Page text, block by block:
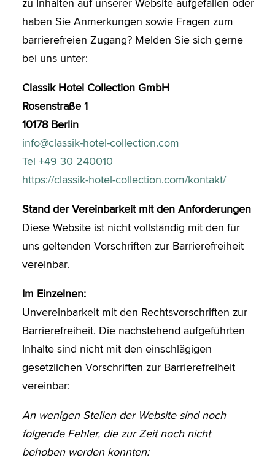
zu Inhalten auf unserer Website aufgefallen oder
haben Sie Anmerkungen sowie Fragen zum
barrierefreien Zugang? Melden Sie sich gerne
bei uns unter:
Classik Hotel Collection GmbH
Rosenstraße 1
10178 Berlin
info@classik-hotel-collection.com
Tel +49 30 240010
https://classik-hotel-collection.com/kontakt/
Stand der Vereinbarkeit mit den Anforderungen
Diese Website ist nicht vollständig mit den für
uns geltenden Vorschriften zur Barrierefreiheit
vereinbar.
Im Einzelnen:
Unvereinbarkeit mit den Rechtsvorschriften zur
Barrierefreiheit. Die nachstehend aufgeführten
Inhalte sind nicht mit den einschlägigen
gesetzlichen Vorschriften zur Barrierefreiheit
vereinbar:
An wenigen Stellen der Website sind noch
folgende Fehler, die zur Zeit noch nicht
behoben werden konnten: